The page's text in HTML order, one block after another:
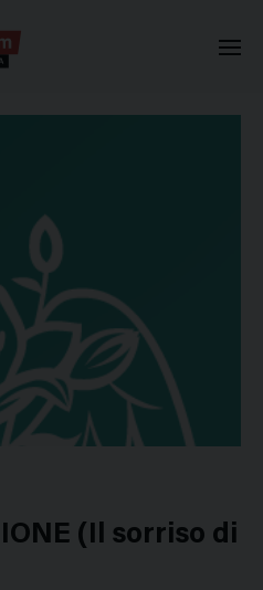
(Il sorriso di